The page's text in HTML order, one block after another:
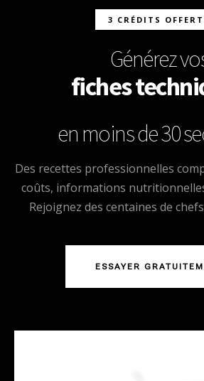
3 CRÉDITS
Générez
fiches
en moins de 30
Des recettes professionnelles
coûts, informations
Rejoignez des centaines de
ESSAYER